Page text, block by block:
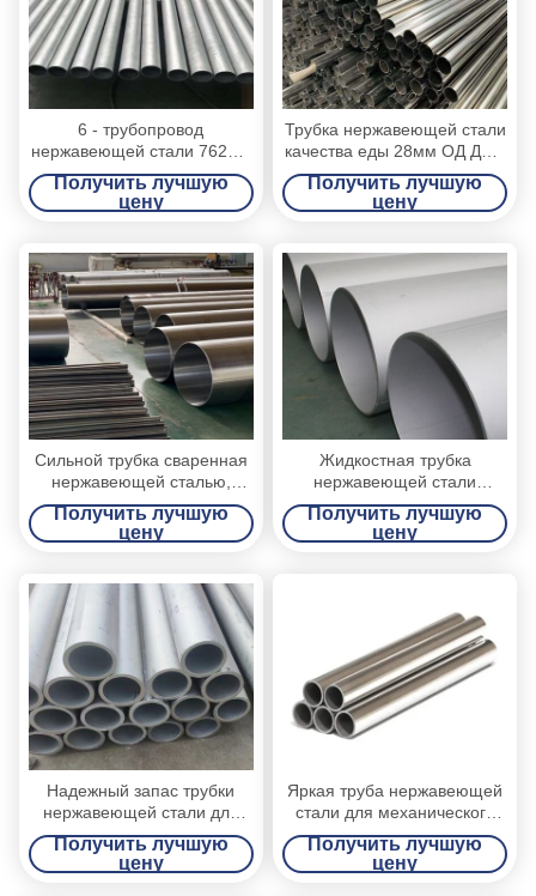
6 - трубопровод
нержавеющей стали 762мм
ОД безшовный, труба Сс
анти- корозии безшовная
Получить лучшую
цену
Трубка нержавеющей стали
качества еды 28мм ОД ДИН
11850, 316Л качество еды
СС пускает по трубам
Получить лучшую
цену
Сильной трубка сваренная
нержавеющей сталью,
трубка нержавеющей стали
ДЖИС Г3459 стандартная
большая
Получить лучшую
цену
Жидкостная трубка
нержавеющей стали
большого диаметра
доставки диаметр Номинал
350мм до 700мм
Получить лучшую
цену
Надежный запас трубки
нержавеющей стали для
инженерства/
нефтехимической
промышленности нечистот
Получить лучшую
цену
Яркая труба нержавеющей
стали для механического
украшения структуры/
здания
Получить лучшую
цену